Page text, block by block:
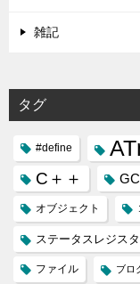
雑記
タグ
#define
C＋＋
オブジェクト
ステータスレジスタ
ファイル ブロ